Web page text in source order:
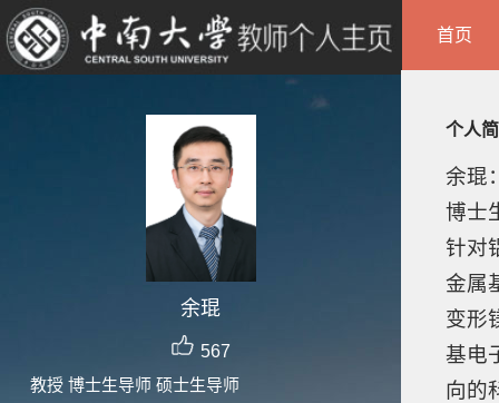
余琨
567
教授 博士生导师 硕士生导师
首页
个人
余琨
博士
针对
金属
变形
基电
向的